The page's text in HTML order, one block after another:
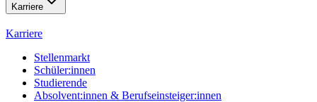
Karriere
Karriere
Stellenmarkt
Schüler:innen
Studierende
Absolvent:innen & Berufseinsteiger:innen